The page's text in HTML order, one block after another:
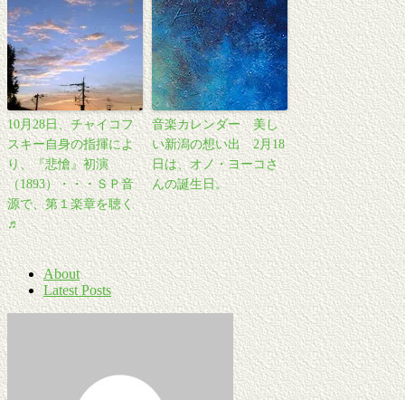
10月28日、チャイコフ
スキー自身の指揮によ
り、『悲愴』初演
（1893）・・・ＳＰ音
源で、第１楽章を聴く
♬
音楽カレンダー 美し
い新潟の想い出 2月18
日は、オノ・ヨーコさ
んの誕生日。
About
Latest Posts